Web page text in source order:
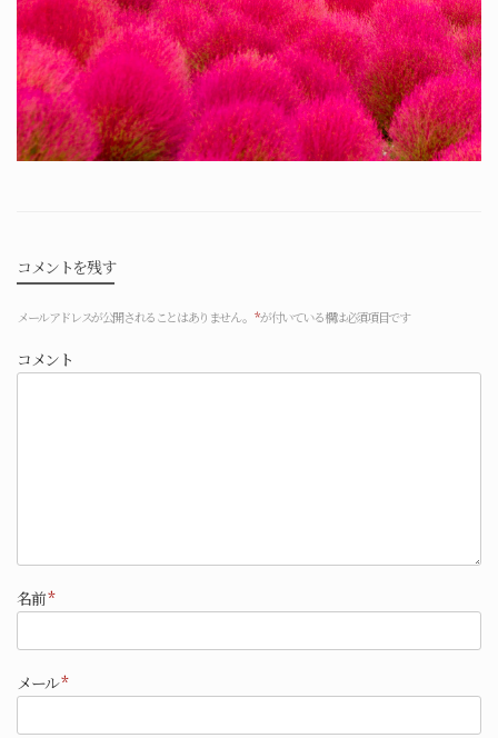
コメントを残す
メールアドレスが公開されることはありません。 *が付いている欄は必須項目です
コメント
名前*
メール*